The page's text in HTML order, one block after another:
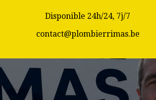
Disponible 24h/24, 7j/7
contact@plombierrimas.be